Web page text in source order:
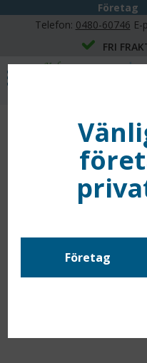
Företag
Telefon: 0480-60746 E-
FRI
Din
Företag